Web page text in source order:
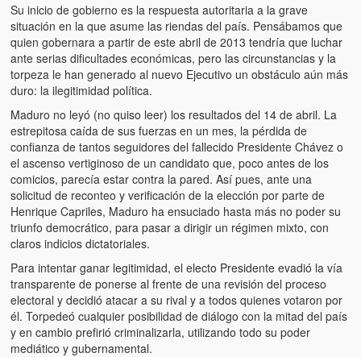
Victimas del 11 de abril de 2002
Víctimas del régimen dictatorial de Chávez desde que tomó el
poder hasta el 31 de diciembre de 2009
Víctimas inocentes de la violencia castrista del 4 de Febrero de
1992
¡¡¡Miserable traidor, mira a tu pueblo!!! (Despicable traitor, look
your country!!!)
Fotos
Versos
Cuentos
Videos
Chistes
Su inicio de gobierno es la respuesta autoritaria a la grave
situación en la que asume las riendas del país. Pensábamos que
quien gobernara a partir de este abril de 2013 tendría que luchar
ante serias dificultades económicas, pero las circunstancias y la
torpeza le han generado al nuevo Ejecutivo un obstáculo aún más
duro: la ilegitimidad política.
Maduro no leyó (no quiso leer) los resultados del 14 de abril. La
estrepitosa caída de sus fuerzas en un mes, la pérdida de
confianza de tantos seguidores del fallecido Presidente Chávez o
el ascenso vertiginoso de un candidato que, poco antes de los
comicios, parecía estar contra la pared. Así pues, ante una
solicitud de reconteo y verificación de la elección por parte de
Henrique Capriles, Maduro ha ensuciado hasta más no poder su
triunfo democrático, para pasar a dirigir un régimen mixto, con
claros indicios dictatoriales.
Para intentar ganar legitimidad, el electo Presidente evadió la vía
transparente de ponerse al frente de una revisión del proceso
electoral y decidió atacar a su rival y a todos quienes votaron por
él. Torpedeó cualquier posibilidad de diálogo con la mitad del país
y en cambio prefirió criminalizarla, utilizando todo su poder
mediático y gubernamental.